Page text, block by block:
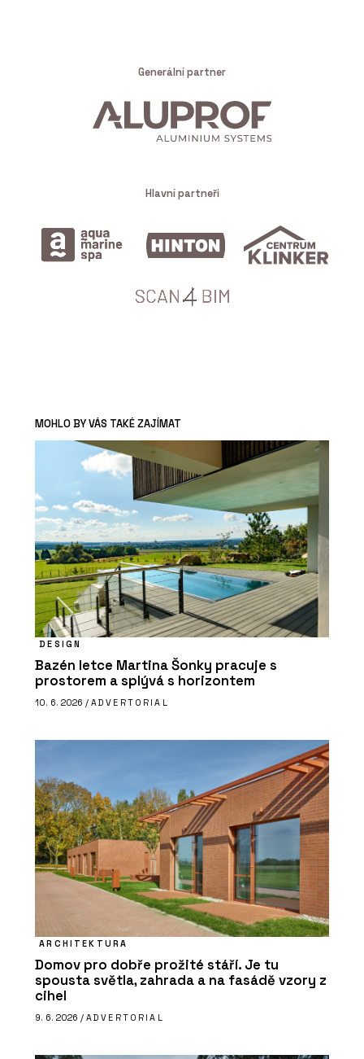
Generální partner
Hlavní partneři
MOHLO BY VÁS TAKÉ ZAJÍMAT
DESIGN
Bazén letce Martina Šonky pracuje s
prostorem a splývá s horizontem
10. 6. 2026 / ADVERTORIAL
ARCHITEKTURA
Domov pro dobře prožité stáří. Je tu
spousta světla, zahrada a na fasádě vzory z
cihel
9. 6. 2026 / ADVERTORIAL